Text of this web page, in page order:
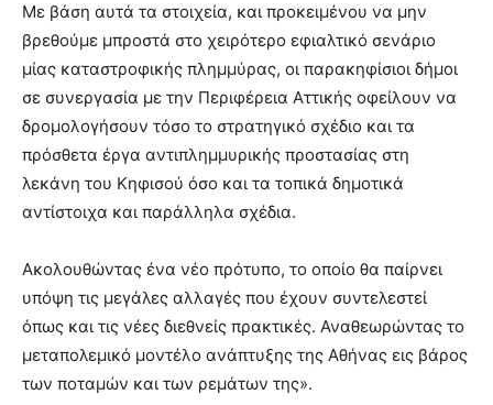
Με βάση αυτά τα στοιχεία, και προκειμένου να μην
βρεθούμε μπροστά στο χειρότερο εφιαλτικό σενάριο
μίας καταστροφικής πλημμύρας, οι παρακηφίσιοι δήμοι
σε συνεργασία με την Περιφέρεια Αττικής οφείλουν να
δρομολογήσουν τόσο το στρατηγικό σχέδιο και τα
πρόσθετα έργα αντιπλημμυρικής προστασίας στη
λεκάνη του Κηφισού όσο και τα τοπικά δημοτικά
αντίστοιχα και παράλληλα σχέδια.
Ακολουθώντας ένα νέο πρότυπο, το οποίο θα παίρνει
υπόψη τις μεγάλες αλλαγές που έχουν συντελεστεί
όπως και τις νέες διεθνείς πρακτικές. Αναθεωρώντας το
μεταπολεμικό μοντέλο ανάπτυξης της Αθήνας εις βάρος
των ποταμών και των ρεμάτων της».